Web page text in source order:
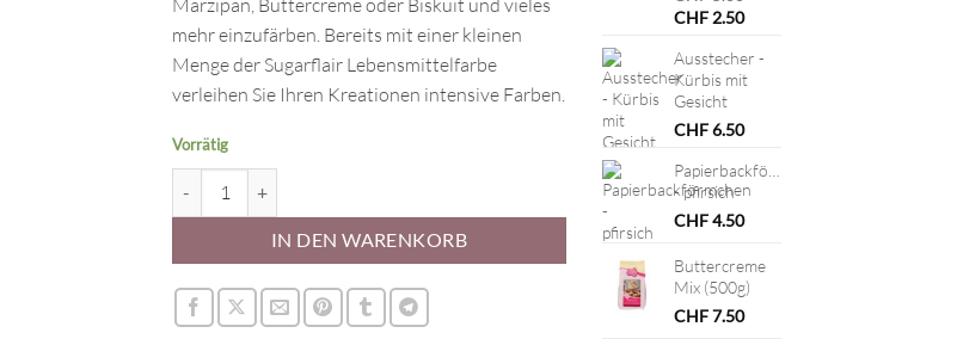
mehr einzufärben. Bereits mit einer kleinen
Menge der Sugarflair Lebensmittelfarbe
verleihen Sie Ihren Kreationen intensive Farben.
Vorrätig
IN DEN WARENKORB
Ursprünglicher
war:
CHF 5.00
CHF2.50Aktueller
ist:
CHF 2.50.
Ausstecher -
Kürbis mit
Gesicht
CHF6.50
Papierbackförmchen
- pfirsich
CHF4.50
Buttercreme
Mix (500g)
CHF7.50